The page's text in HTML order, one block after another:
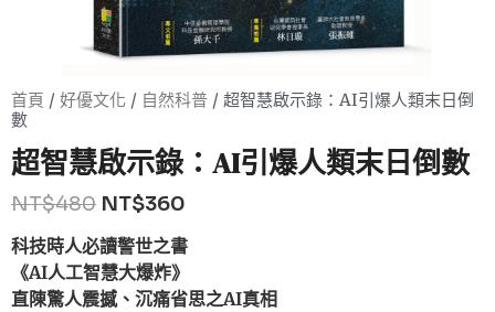
首頁 / 好優文化 / 自然科普 / 超智慧啟示錄：AI引爆人類末日倒
數
超智慧啟示錄：AI引爆人類末日倒數
NT$480 NT$360
科技時人必讀警世之書
《AI人工智慧大爆炸》
直陳驚人震撼、沉痛省思之AI真相